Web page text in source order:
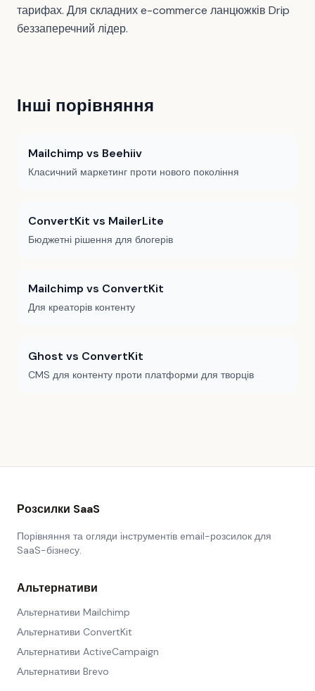
тарифах. Для складних e-commerce ланцюжків Drip
беззаперечний лідер.
Інші порівняння
Mailchimp vs Beehiiv
Класичний маркетинг проти нового покоління
ConvertKit vs MailerLite
Бюджетні рішення для блогерів
Mailchimp vs ConvertKit
Для креаторів контенту
Ghost vs ConvertKit
CMS для контенту проти платформи для творців
Розсилки SaaS
Порівняння та огляди інструментів email-розсилок для
SaaS-бізнесу.
Альтернативи
Альтернативи Mailchimp
Альтернативи ConvertKit
Альтернативи ActiveCampaign
Альтернативи Brevo